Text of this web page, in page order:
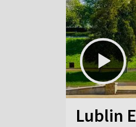
Lublin